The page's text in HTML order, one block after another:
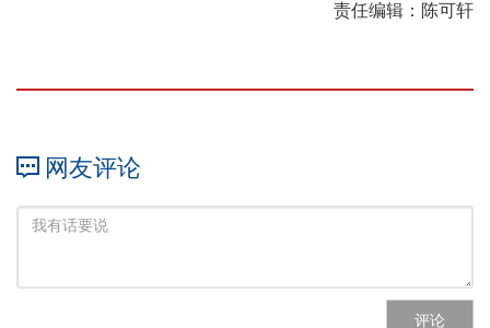
责任编辑：陈可轩
网友评论
评论